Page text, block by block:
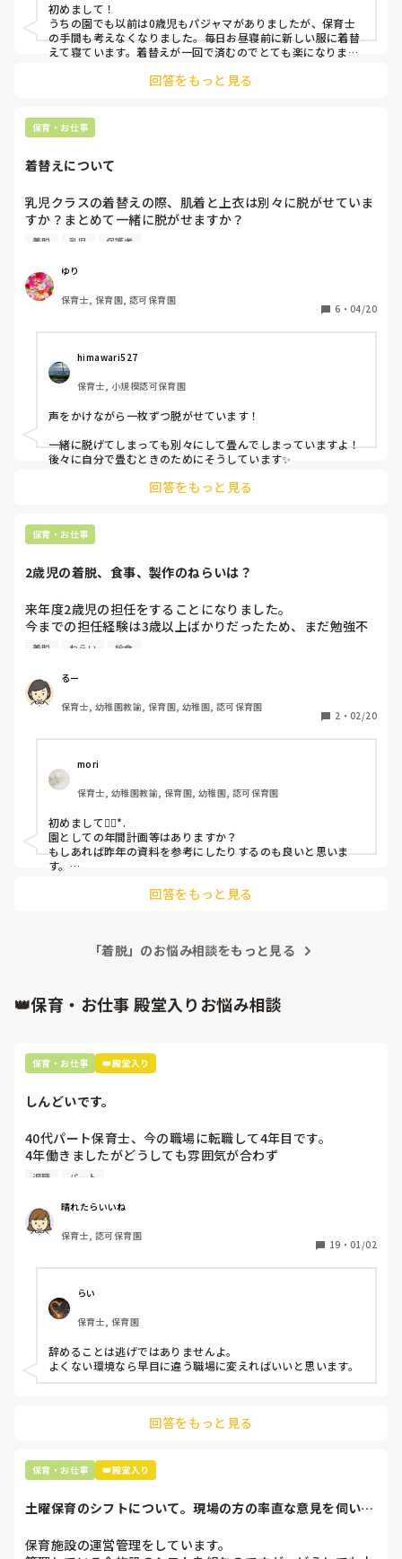
初めまして！
うちの園でも以前は0歳児もパジャマがありましたが、保育士
の手間も考えなくなりました。毎日お昼寝前に新しい服に着替
えて寝ています。着替えが一回で済むのでとても楽になりまし
回答をもっと見る
保育・お仕事
着替えについて
乳児クラスの着替えの際、肌着と上衣は別々に脱がせていま
すか？まとめて一緒に脱がせますか？
入れる時、別々にしますか？それとも一緒のまま入れます
か？
着脱 乳児 保護者
ゆり
保育士, 保育園, 認可保育園
6 ・ 04/20
himawari527
保育士, 小規模認可保育園
声をかけながら一枚ずつ脱がせています！
一緒に脱げてしまっても別々にして畳んでしまっていますよ！
後々に自分で畳むときのためにそうしています✨
回答をもっと見る
保育・お仕事
2歳児の着脱、食事、製作のねらいは？
来年度2歳児の担任をすることになりました。
今までの担任経験は3歳以上ばかりだったため、まだ勉強不
足な部分がたくさんあります。
か？
②製作ではのりやはさみ、などの道具はどの程度をねらいと
するべきでしょうか？
着脱 ねらい 給食
るー
保育士, 幼稚園教諭, 保育園, 幼稚園, 認可保育園
2 ・ 02/20
mori
保育士, 幼稚園教諭, 保育園, 幼稚園, 認可保育園
初めまして❁⃘*.
園としての年間計画等はありますか？
もしあれば昨年の資料を参考にしたりするのも良いと思いま
す。
回答をもっと見る
「着脱」のお悩み相談をもっと見る
👑保育・お仕事 殿堂入りお悩み相談
保育・お仕事 👑殿堂入り
しんどいです。
40代パート保育士、今の職場に転職して4年目です。
4年働きましたがどうしても雰囲気が合わず
退職しようと思っています。
周りの職員は、勤続10年以上から何十年という先生がほとん
どです。
保護者子どもの愚痴悪口が多く、
今で言う不適切保育も
仕方ないよね
もう何も言わずに
子どもの言いなりになればいいんだね
などいう意見で…
上の先生に相談することは難しそうです。
最後の職場にしようと思っていましたが
辞めることは逃げ、と、過去辞めた人も何年も言われ続けて
います
退職 パート
晴れたらいいね
保育士, 認可保育園
19 ・ 01/02
らい
保育士, 保育園
辞めることは逃げではありませんよ。
よくない環境なら早目に違う職場に変えればいいと思います。
回答をもっと見る
保育・お仕事 👑殿堂入り
土曜保育のシフトについて。現場の方の率直な意見を伺いた
保育施設の運営管理をしています。